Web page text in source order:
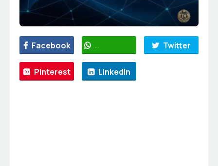
Facebook WhatsApp Twitter
Pinterest LinkedIn